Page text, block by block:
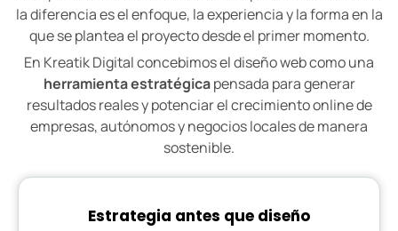
la diferencia es el enfoque, la experiencia y la forma en la
que se plantea el proyecto desde el primer momento.
En Kreatik Digital concebimos el diseño web como una
herramienta estratégicapensada para generar
resultados reales y potenciar el crecimiento online de
empresas, autónomos y negocios locales de manera
sostenible.
Estrategia antes que diseño